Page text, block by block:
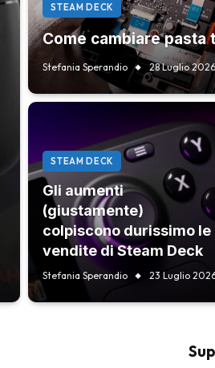
STEAM DECK
Come cambiare pasta
Stefania Sperandio 28 Luglio
STEAM DECK
Gli aumenti
(giustamente)
colpiscono durissimo le
vendite di Steam Deck
Stefania Sperandio 23 Luglio